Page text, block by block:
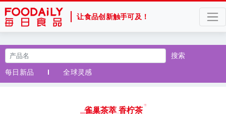
让食品创新触手可及！
搜索
每日新品
全球灵感
雀巢茶萃 香柠茶